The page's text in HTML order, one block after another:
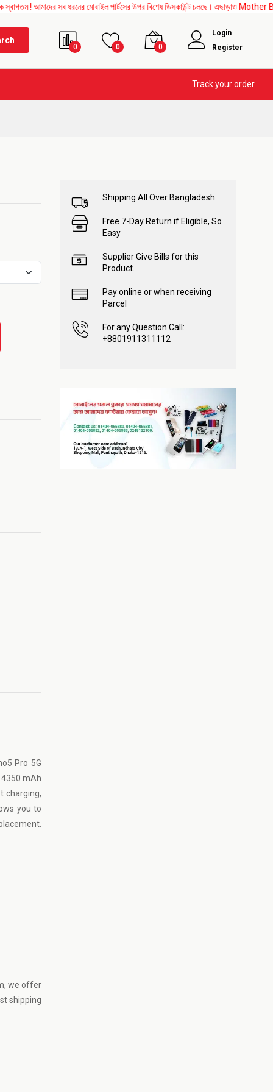
সব ধরনের মোবাইল পার্টসের উপর বিশেষ ডিসকাউন্ট চলছে। এছাড়াও Mother Board,
0 0 0
Login
Register
Track your order
Pro 5G
mAh
charging,
you to
, we offer
shipping
Shipping All Over Bangladesh
Free 7-Day Return if Eligible, So
Easy
Supplier Give Bills for this
Product.
Pay online or when receiving
Parcel
For any Question Call:
+8801911311112